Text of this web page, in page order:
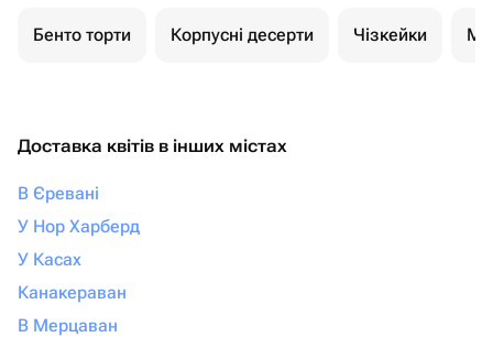
Бенто торти Корпусні десерти Чізкейки
Доставка квітів в інших містах
В Єревані
У Нор Харберд
У Касах
Канакераван
В Мерцаван